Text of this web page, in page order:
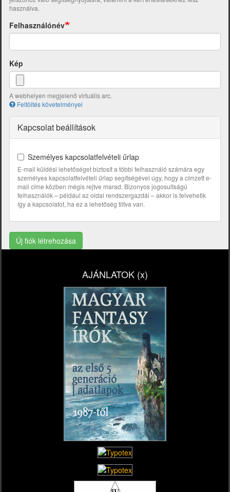
használva.
Felhasználónév
Kép
A webhelyen megjelenő virtuális arc.
Feltöltés követelményei
Kapcsolat beállítások
Személyes kapcsolatfelvételi űrlap
E-mail küldési lehetőséget biztosít a többi felhasználó számára egy
személyes kapcsolatfelvételi űrlap segítségével úgy, hogy a címzett e-
mail címe közben mégis rejtve marad. Bizonyos jogosultságú
felhasználók – például az oldal rendszergazdái – akkor is felvehetik
így a kapcsolatot, ha ez a lehetőség tiltva van.
Új fiók létrehozása
AJÁNLATOK (x)